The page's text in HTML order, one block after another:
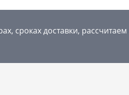
сроках доставки,